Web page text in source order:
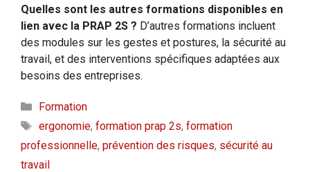
Quelles sont les autres formations disponibles en
lien avec la PRAP 2S ? D’autres formations incluent
des modules sur les gestes et postures, la sécurité au
travail, et des interventions spécifiques adaptées aux
besoins des entreprises.
Catégories
Formation
Étiquettes
ergonomie, formation prap 2s, formation
professionnelle, prévention des risques, sécurité au
travail